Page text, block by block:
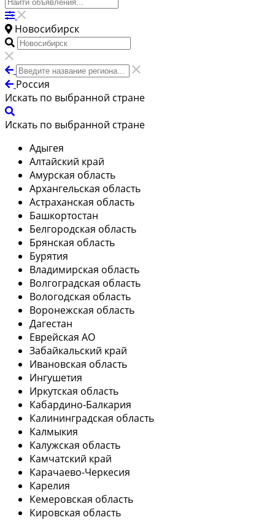
Новосибирск
Россия
Искать по выбранной стране
Искать по выбранной стране
Адыгея
Алтайский край
Амурская область
Архангельская область
Астраханская область
Башкортостан
Белгородская область
Брянская область
Бурятия
Владимирская область
Волгоградская область
Вологодская область
Воронежская область
Дагестан
Еврейская АО
Забайкальский край
Ивановская область
Ингушетия
Иркутская область
Кабардино-Балкария
Калининградская область
Калмыкия
Калужская область
Камчатский край
Карачаево-Черкесия
Карелия
Кемеровская область
Кировская область